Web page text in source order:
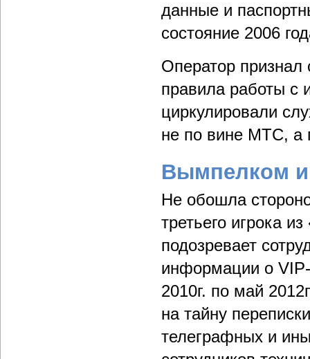
данные и
состояние 2006
Оператор признал
правила работы с
циркулировали
не по вине МТС, а
Вымпелком и
Не обошла
третьего игрока
подозревает
информации о VIP-
2010г. по май
на тайну
телеграфных и